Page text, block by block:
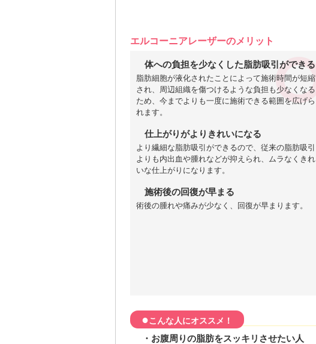
エルコーニアレーザーのメリット
体への負担を少なくした脂肪吸引ができる
脂肪細胞が液化されたことによって施術時間が短縮
され、周辺組織を傷つけるような負担も少なくなる
ため、今までよりも一度に施術できる範囲を広げら
れます。
仕上がりがよりきれいになる
より繊細な脂肪吸引ができるので、従来の脂肪吸引
よりも内出血や腫れなどが抑えられ、ムラなくきれ
いな仕上がりになります。
施術後の回復が早まる
術後の腫れや痛みが少なく、回復が早まります。
●こんな人にオススメ！
・お腹周りの脂肪をスッキリさせたい人